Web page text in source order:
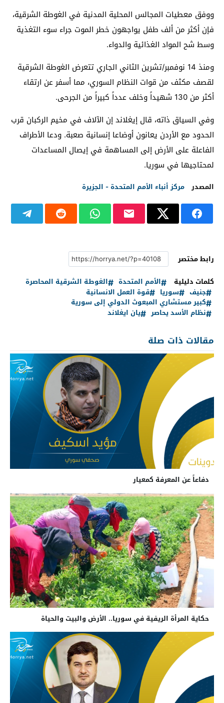
ووفق معطيات المجالس المحلية المدنية في الغوطة الشرقية،
فإن أكثر من ألف طفل يواجهون خطر الموت جراء سوء التغذية
وسط شح المواد الغذائية والدواء.
ومنذ 14 نوفمبر/تشرين الثاني الجاري تتعرض الغوطة الشرقية
لقصف مكثف من قوات النظام السوري، مما أسفر عن ارتقاء
أكثر من 130 شهيداً وخلف عدداً كبيراً من الجرحى.
وفي السياق ذاته، قال إيغلاند إن الآلاف في مخيم الركبان قرب
الحدود مع الأردن يعانون أوضاعا إنسانية صعبة. ودعا الأطراف
الفاعلة على الأرض إلى المساهمة في إيصال المساعدات
لمحتاجيها في سوريا.
المصدر مركز أنباء الأمم المتحدة - الجزيرة
رابط مختصر
كلمات دليلية
الأمم المتحدة
الغوطة الشرقية المحاصرة
جنيف
سوريا
قوة العمل الانسانية
كبير مستشاري المبعوث الدولي إلى سورية
نظام الأسد يحاصر
يان ايغلاند
مقالات ذات صلة
دفاعاً عن المعرفة كمعيار
حكاية المرأة الريفية في سوريا.. الأرض والبيت والحياة